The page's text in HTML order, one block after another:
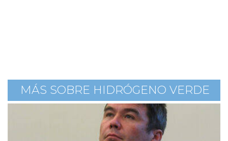
MÁS SOBRE HIDRÓGENO VERDE